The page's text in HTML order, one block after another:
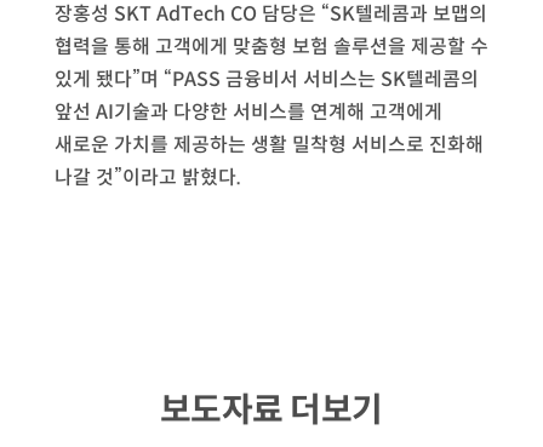
장홍성 SKT AdTech CO 담당은 “SK텔레콤과 보맵의
협력을 통해 고객에게 맞춤형 보험 솔루션을 제공할 수
있게 됐다”며 “PASS 금융비서 서비스는 SK텔레콤의
앞선 AI기술과 다양한 서비스를 연계해 고객에게
새로운 가치를 제공하는 생활 밀착형 서비스로 진화해
나갈 것”이라고 밝혔다.
보도자료 더보기